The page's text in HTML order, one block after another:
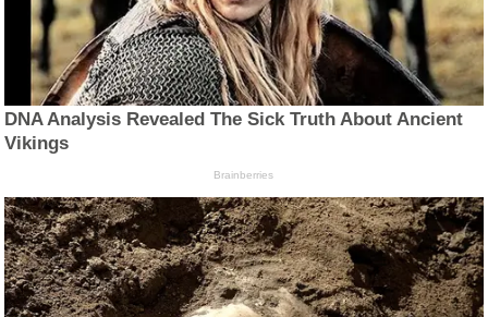
DNA Analysis Revealed The Sick Truth About Ancient
Vikings
Brainberries